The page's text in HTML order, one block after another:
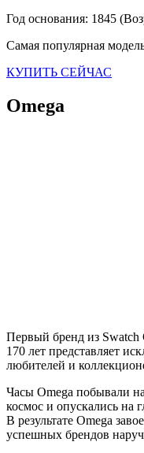
Год основания: 1845
Самая популярная
КУПИТЬ СЕЙЧАС
Omega
Первый бренд из Swatch
170 лет представляет
любителей и
Часы Omega побывали
космос и опускались на
В результате Omega
успешных брендов